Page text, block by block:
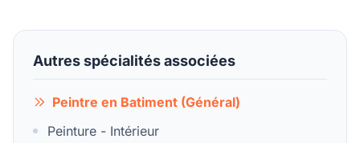
Autres spécialités associées
Peintre en Batiment (Général)
Peinture - Intérieur